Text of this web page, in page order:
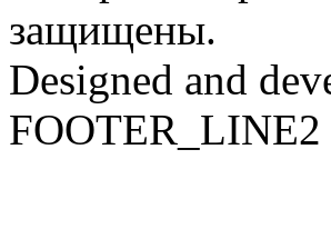
защищены.
Designed and
FOOTER_LINE2